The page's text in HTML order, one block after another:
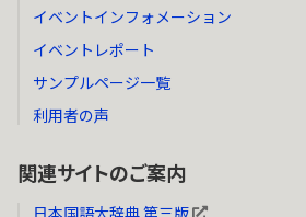
イベントインフォメーション
イベントレポート
サンプルページ一覧
利用者の声
関連サイトのご案内